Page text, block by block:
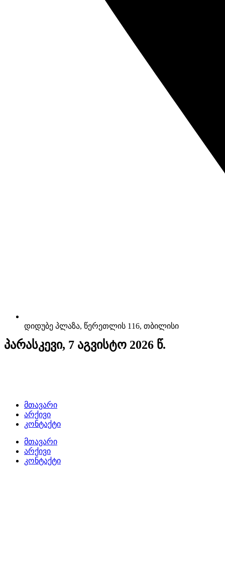
დიდუბე პლაზა, წერეთლის 116, თბილისი
პარასკევი, 7 აგვისტო 2026 წ.
მთავარი
არქივი
კონტაქტი
მთავარი
არქივი
კონტაქტი